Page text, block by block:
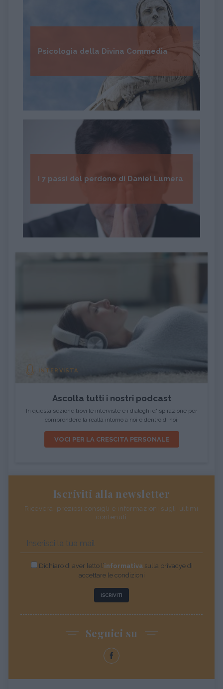
Psicologia della Divina Commedia
I 7 passi del perdono di Daniel Lumera
INTERVISTA
Ascolta tutti i nostri podcast
In questa sezione trovi le interviste e i dialoghi d'ispirazione per
comprendere la realtà intorno a noi e dentro di noi.
VOCI PER LA CRESCITA PERSONALE
Iscriviti alla newsletter
Riceverai preziosi consigli e informazioni sugli ultimi
contenuti
Dichiaro di aver letto l’informativa sulla privacye di
accettare le condizioni
ISCRIVITI
Seguici su